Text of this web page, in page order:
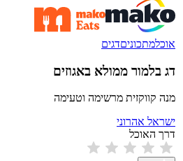
אוכלמתכוניםדגים
דג בלמור ממולא באגוזים
מנה קווקזית מרשימה וטעימה
ישראל אהרוני
דרך האוכל